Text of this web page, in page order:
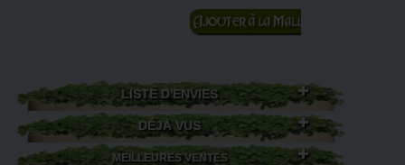
Ajouter au
panier
LISTE D'ENVIES
DÉJÀ VUS
MEILLEURES VENTES